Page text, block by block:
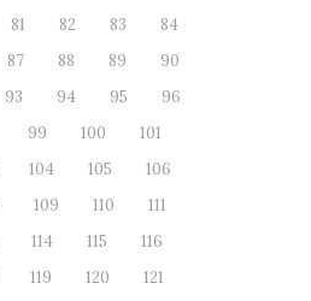
81 82 83
84
87 88 89
90
93 94 95
96
99 100
101
104 105
106
109 110
111
114 115
116
119 120
121